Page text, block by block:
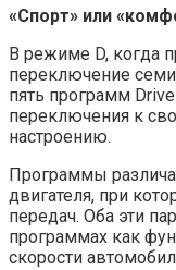
«Спорт» или
В режиме D, когда
переключение
пять программ
переключения к
настроению.
Программы
двигателя, при
передач. Оба эти
программах как
скорости